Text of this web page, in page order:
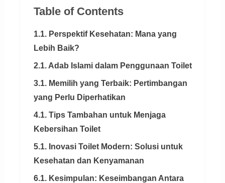
Table of Contents
1.1. Perspektif Kesehatan: Mana yang
Lebih Baik?
2.1. Adab Islami dalam Penggunaan Toilet
3.1. Memilih yang Terbaik: Pertimbangan
yang Perlu Diperhatikan
4.1. Tips Tambahan untuk Menjaga
Kebersihan Toilet
5.1. Inovasi Toilet Modern: Solusi untuk
Kesehatan dan Kenyamanan
6.1. Kesimpulan: Keseimbangan Antara